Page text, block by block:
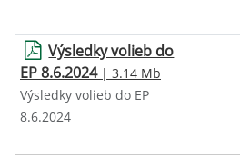
Výsledky volieb do
EP 8.6.2024| 3.14 Mb
Výsledky volieb do EP
8.6.2024